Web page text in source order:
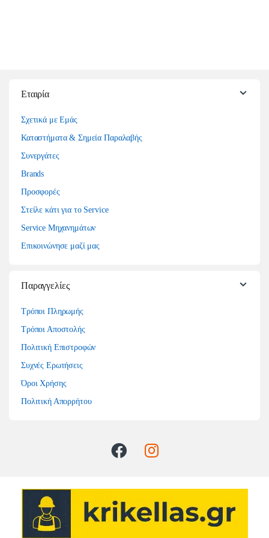
Εταιρία
Σχετικά με Εμάς
Καταστήματα & Σημεία Παραλαβής
Συνεργάτες
Brands
Προσφορές
Στείλε κάτι για το Service
Service Μηχανημάτων
Επικοινώνησε μαζί μας
Παραγγελίες
Τρόποι Πληρωμής
Τρόποι Αποστολής
Πολιτική Επιστροφών
Συχνές Ερωτήσεις
Όροι Χρήσης
Πολιτική Απορρήτου